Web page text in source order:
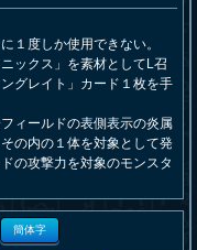
度しか使用できない。
ックス」を素材としてL召
グレイト」カード１枚を手
ィールドの表側表示の炎属
の内の１体を対象として発
の攻撃力を対象のモンスタ
簡体字